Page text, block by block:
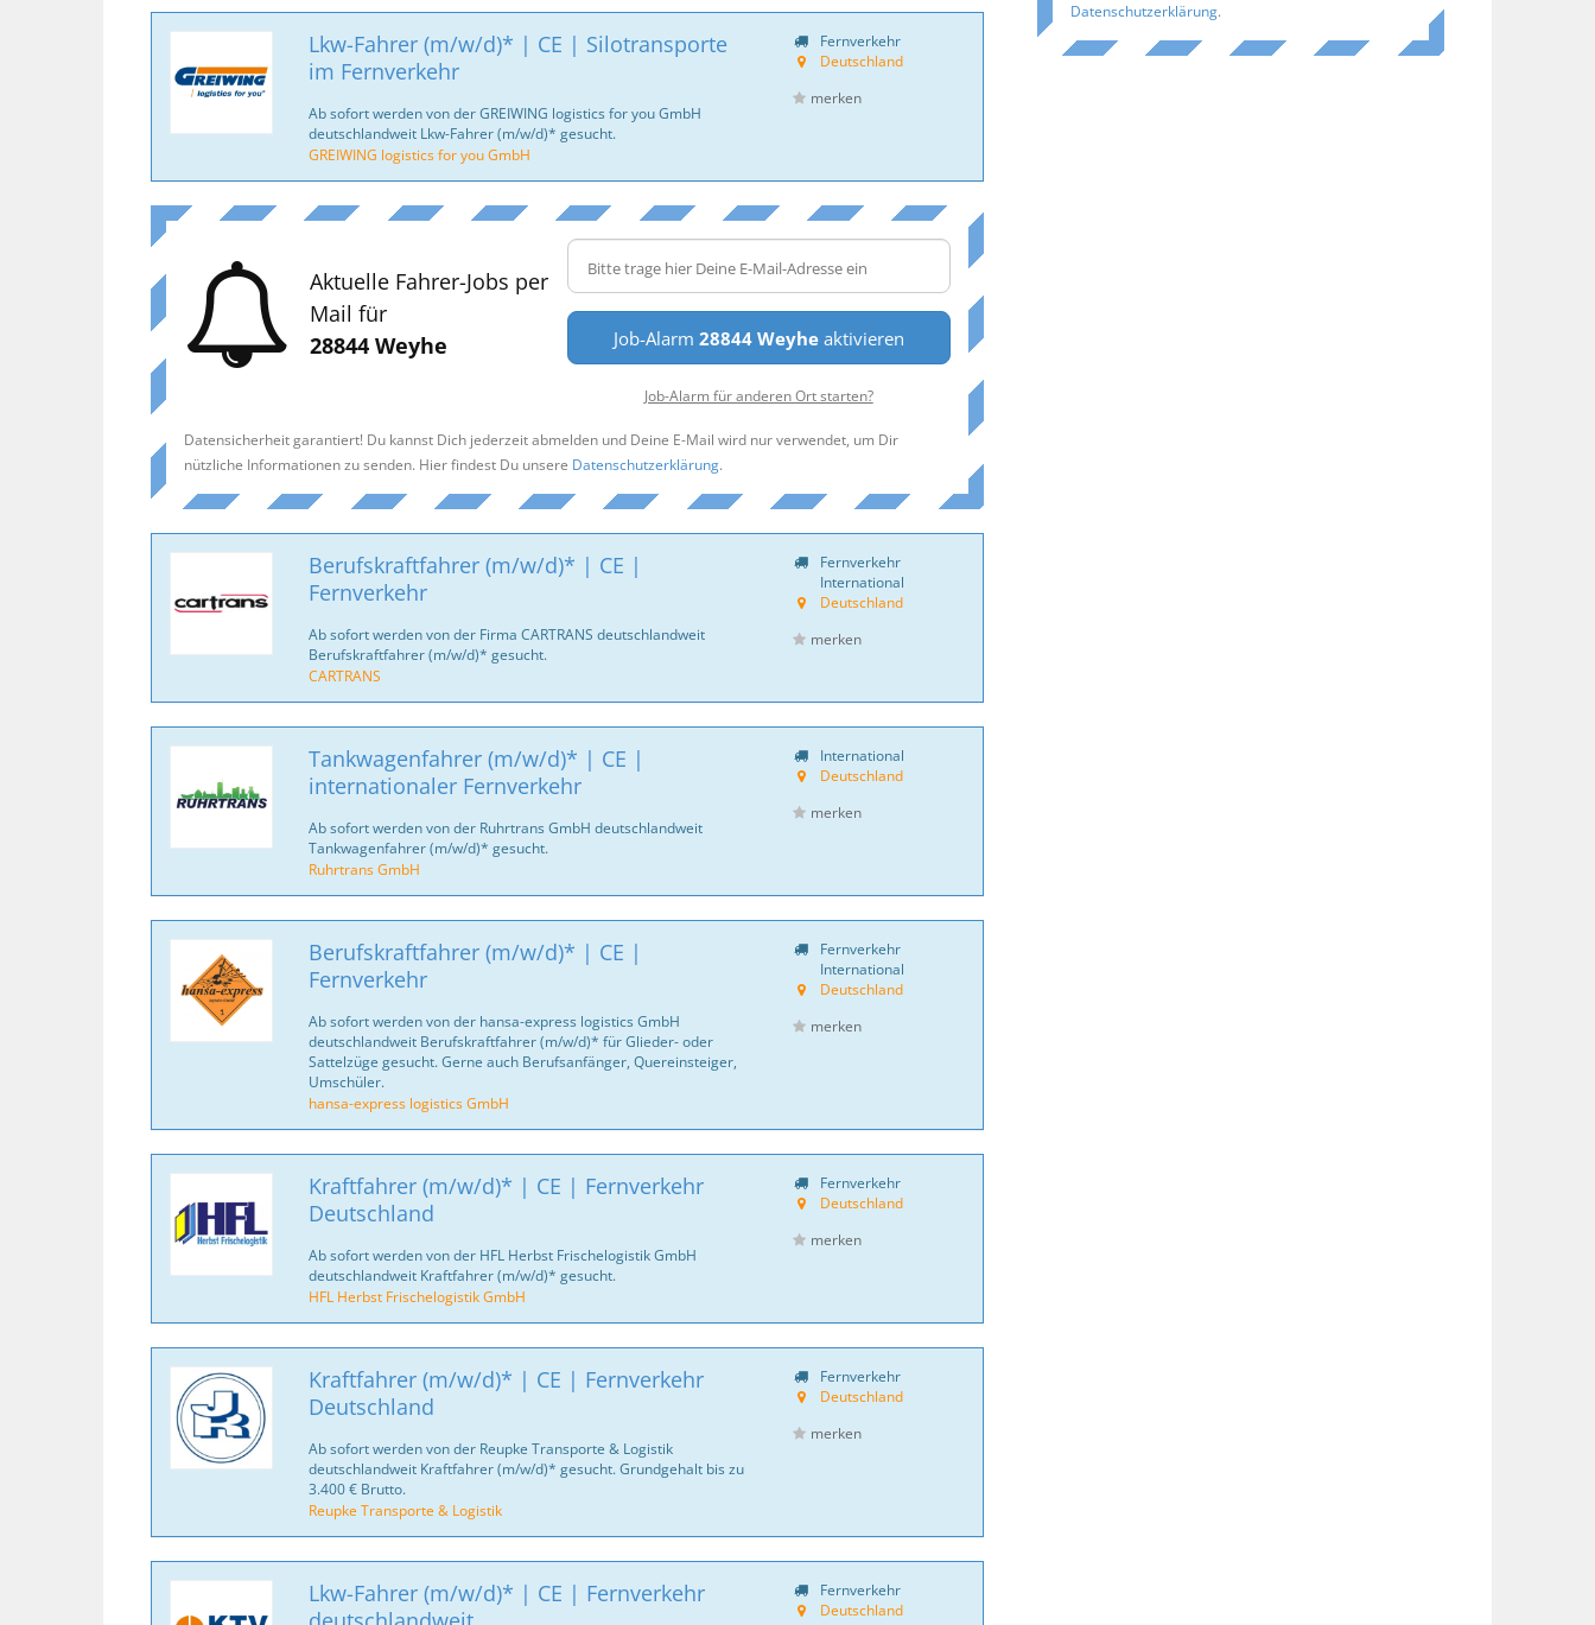
Lkw-Fahrer (m/w/d)* | CE | Silotransporte
im Fernverkehr
Ab sofort werden von der GREIWING logistics for you GmbH
deutschlandweit Lkw-Fahrer (m/w/d)* gesucht.
GREIWING logistics for you GmbH
Fernverkehr
Deutschland
merken
Aktuelle Fahrer-Jobs per
Mail für
28844 Weyhe
Job-Alarm 28844 Weyheaktivieren
Job-Alarm für anderen Ort starten?
Datensicherheit garantiert! Du kannst Dich jederzeit abmelden und Deine E-Mail wird nur verwendet, um Dir
nützliche Informationen zu senden. Hier findest Du unsere Datenschutzerklärung.
Berufskraftfahrer (m/w/d)* | CE |
Fernverkehr
Ab sofort werden von der Firma CARTRANS deutschlandweit
Berufskraftfahrer (m/w/d)* gesucht.
CARTRANS
Fernverkehr
International
Deutschland
merken
Tankwagenfahrer (m/w/d)* | CE |
internationaler Fernverkehr
Ab sofort werden von der Ruhrtrans GmbH deutschlandweit
Tankwagenfahrer (m/w/d)* gesucht.
Ruhrtrans GmbH
International
Deutschland
merken
Berufskraftfahrer (m/w/d)* | CE |
Fernverkehr
Ab sofort werden von der hansa-express logistics GmbH
deutschlandweit Berufskraftfahrer (m/w/d)* für Glieder- oder
Sattelzüge gesucht. Gerne auch Berufsanfänger, Quereinsteiger,
Umschüler.
hansa-express logistics GmbH
Fernverkehr
International
Deutschland
merken
Kraftfahrer (m/w/d)* | CE | Fernverkehr
Deutschland
Ab sofort werden von der HFL Herbst Frischelogistik GmbH
deutschlandweit Kraftfahrer (m/w/d)* gesucht.
HFL Herbst Frischelogistik GmbH
Fernverkehr
Deutschland
merken
Kraftfahrer (m/w/d)* | CE | Fernverkehr
Deutschland
Ab sofort werden von der Reupke Transporte & Logistik
deutschlandweit Kraftfahrer (m/w/d)* gesucht. Grundgehalt bis zu
3.400 € Brutto.
Reupke Transporte & Logistik
Fernverkehr
Deutschland
merken
Lkw-Fahrer (m/w/d)* | CE | Fernverkehr
Fernverkehr
Deutschland
Datenschutzerklärung.